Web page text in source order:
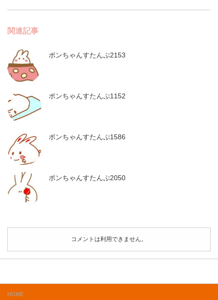
関連記事
ポンちゃんすたんぷ2153
ポンちゃんすたんぷ1152
ポンちゃんすたんぷ1586
ポンちゃんすたんぷ2050
コメントは利用できません。
HOME